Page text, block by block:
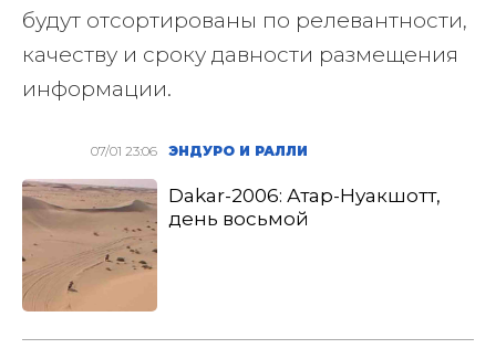
будут отсортированы по релевантности,
качеству и сроку давности размещения
информации.
07/01 23:06 ЭНДУРО И РАЛЛИ
Dakar-2006: Атар-Нуакшотт,
день восьмой